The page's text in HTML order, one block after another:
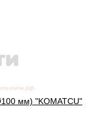
мм) "KOMATCU"